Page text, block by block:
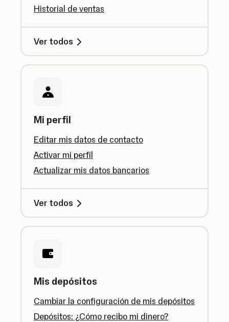
Historial de ventas
Ver todos
Mi perfil
Editar mis datos de contacto
Activar mi perfil
Actualizar mis datos bancarios
Ver todos
Mis depósitos
Cambiar la configuración de mis depósitos
Depósitos: ¿Cómo recibo mi dinero?